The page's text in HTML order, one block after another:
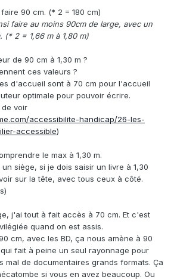
90 cm. (* 2 = 180 cm)
faire au moins 90cm de large, avec un
(* 2 = 1,66 m à 1,80 m)
de 90 cm à 1,30 m ?
ces valeurs ?
d'accueil sont à 70 cm pour l'accueil
optimale pour pouvoir écrire.
voir
accessibilite-handicap/26-les-
accessible)
le max à 1,30 m.
siège, si je dois saisir un livre à 1,30
sur la tête, avec tous ceux à côté.
j'ai tout à fait accès à 70 cm. Et c'est
quand on est assis.
cm, avec les BD, ça nous amène à 90
fait à peine un seul rayonnage pour
mal de documentaires grands formats. Ça
si vous en avez beaucoup. Ou